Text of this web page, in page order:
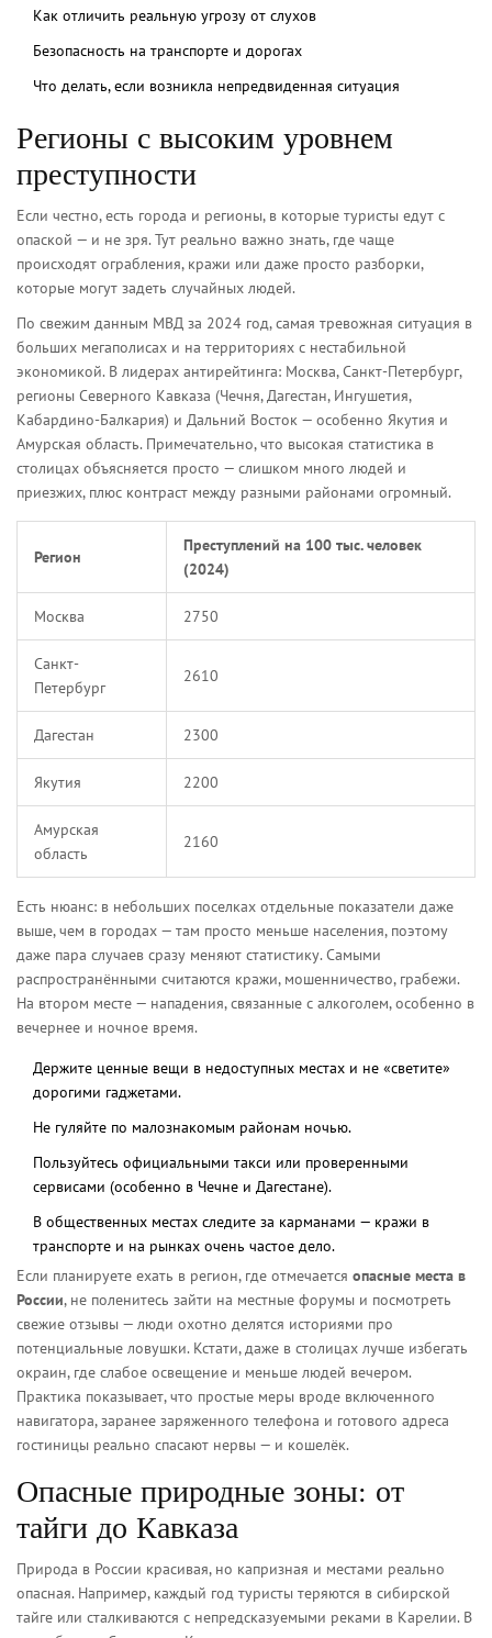
Как отличить реальную угрозу от слухов
Безопасность на транспорте и дорогах
Что делать, если возникла непредвиденная ситуация
Регионы с высоким уровнем
преступности
Если честно, есть города и регионы, в которые туристы едут с
опаской — и не зря. Тут реально важно знать, где чаще
происходят ограбления, кражи или даже просто разборки,
которые могут задеть случайных людей.
По свежим данным МВД за 2024 год, самая тревожная ситуация в
больших мегаполисах и на территориях с нестабильной
экономикой. В лидерах антирейтинга: Москва, Санкт-Петербург,
регионы Северного Кавказа (Чечня, Дагестан, Ингушетия,
Кабардино-Балкария) и Дальний Восток — особенно Якутия и
Амурская область. Примечательно, что высокая статистика в
столицах объясняется просто — слишком много людей и
приезжих, плюс контраст между разными районами огромный.
Регион
Преступлений на 100 тыс. человек
(2024)
Москва 2750
Санкт-
Петербург
2610
Дагестан 2300
Якутия 2200
Амурская
область
2160
Есть нюанс: в небольших поселках отдельные показатели даже
выше, чем в городах — там просто меньше населения, поэтому
даже пара случаев сразу меняют статистику. Самыми
распространёнными считаются кражи, мошенничество, грабежи.
На втором месте — нападения, связанные с алкоголем, особенно в
вечернее и ночное время.
Держите ценные вещи в недоступных местах и не «светите»
дорогими гаджетами.
Не гуляйте по малознакомым районам ночью.
Пользуйтесь официальными такси или проверенными
сервисами (особенно в Чечне и Дагестане).
В общественных местах следите за карманами — кражи в
транспорте и на рынках очень частое дело.
Если планируете ехать в регион, где отмечается опасные места в
России, не поленитесь зайти на местные форумы и посмотреть
свежие отзывы — люди охотно делятся историями про
потенциальные ловушки. Кстати, даже в столицах лучше избегать
окраин, где слабое освещение и меньше людей вечером.
Практика показывает, что простые меры вроде включенного
навигатора, заранее заряженного телефона и готового адреса
гостиницы реально спасают нервы — и кошелёк.
Опасные природные зоны: от
тайги до Кавказа
Природа в России красивая, но капризная и местами реально
опасная. Например, каждый год туристы теряются в сибирской
тайге или сталкиваются с непредсказуемыми реками в Карелии. В